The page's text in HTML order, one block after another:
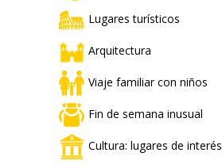
Lugares turísticos
Arquitectura
Viaje familiar con niños
Fin de semana inusual
Cultura: lugares de interés